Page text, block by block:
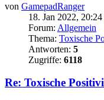
von GamepadRanger
18. Jan 2022, 20:24
Forum: Allgemein
Thema: Toxische
Antworten: 5
Zugriffe: 6118
Re: Toxische